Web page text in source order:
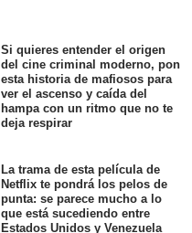
Si quieres entender el origen
del cine criminal moderno, pon
esta historia de mafiosos para
ver el ascenso y caída del
hampa con un ritmo que no te
deja respirar
La trama de esta película de
Netflix te pondrá los pelos de
punta: se parece mucho a lo
que está sucediendo entre
Estados Unidos y Venezuela